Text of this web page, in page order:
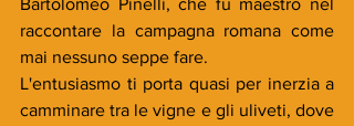
Bartolomeo Pinelli, che fu maestro nel
raccontare la campagna romana come
mai nessuno seppe fare.
L'entusiasmo ti porta quasi per inerzia a
camminare tra le vigne e gli uliveti, dove